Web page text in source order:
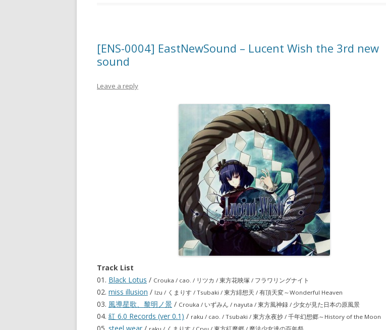
[ENS-0004] EastNewSound – Lucent Wish the 3rd new
sound
Leave a reply
Track List
01. Black Lotus / Crouka / cao. / リツカ / 東方花映塚 / フラワリングナイト
02. miss illusion / Izu / くまりす / Tsubaki / 東方緋想天 / 有頂天変～Wonderful Heaven
03. 風導星歌、黎明ノ景 / Crouka / いずみん / nayuta / 東方風神録 / 少女が見た日本の原風景
04. 紅 6.0 Records (ver 0.1) / raku / cao. / Tsubaki / 東方永夜抄 / 千年幻想郷～History of the Moon